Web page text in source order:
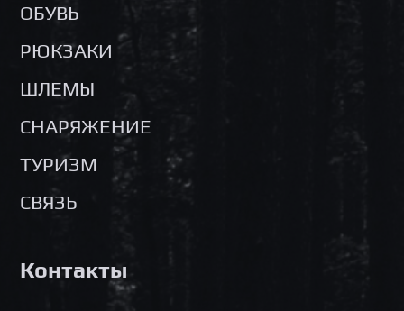
ОБУВЬ
РЮКЗАКИ
ШЛЕМЫ
СНАРЯЖЕНИЕ
ТУРИЗМ
СВЯЗЬ
Контакты